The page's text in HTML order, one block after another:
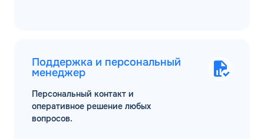
Поддержка и персональный
менеджер
Персональный контакт и
оперативное решение любых
вопросов.